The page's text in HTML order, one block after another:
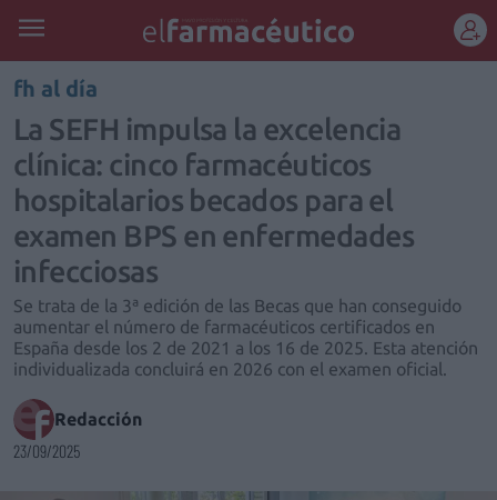
fh al día
La SEFH impulsa la excelencia
clínica: cinco farmacéuticos
hospitalarios becados para el
examen BPS en enfermedades
infecciosas
Se trata de la 3ª edición de las Becas que han conseguido
aumentar el número de farmacéuticos certificados en
España desde los 2 de 2021 a los 16 de 2025. Esta atención
individualizada concluirá en 2026 con el examen oficial.
Redacción
23/09/2025